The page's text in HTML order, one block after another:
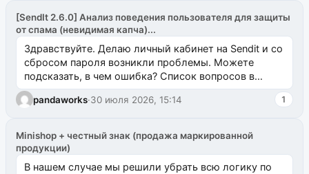
[SendIt 2.6.0] Анализ поведения пользователя для защиты
от спама (невидимая капча)...
Здравствуйте. Делаю личный кабинет на Sendit и со
сбросом пароля возникли проблемы. Можете
подсказать, в чем ошибка? Список вопросов в
одноименном разделе на modx.pro пока пуст, и,...
pandaworks·30 июля 2026, 15:14 1
Minishop + честный знак (продажа маркированной
продукции)
В нашем случае мы решили убрать всю логику по